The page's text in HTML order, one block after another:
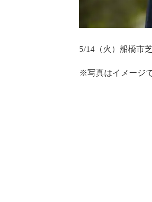
5/14（火）船橋市
※写真はイメージで